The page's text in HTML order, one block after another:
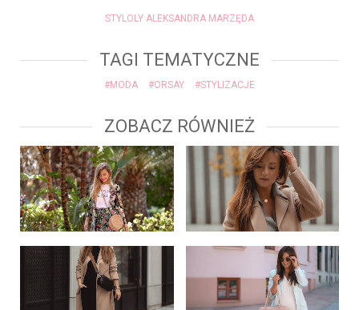
STYLOLY ALEKSANDRA MARZĘDA
TAGI TEMATYCZNE
#MODA #ORSAY #STYLIZACJE
ZOBACZ RÓWNIEŻ